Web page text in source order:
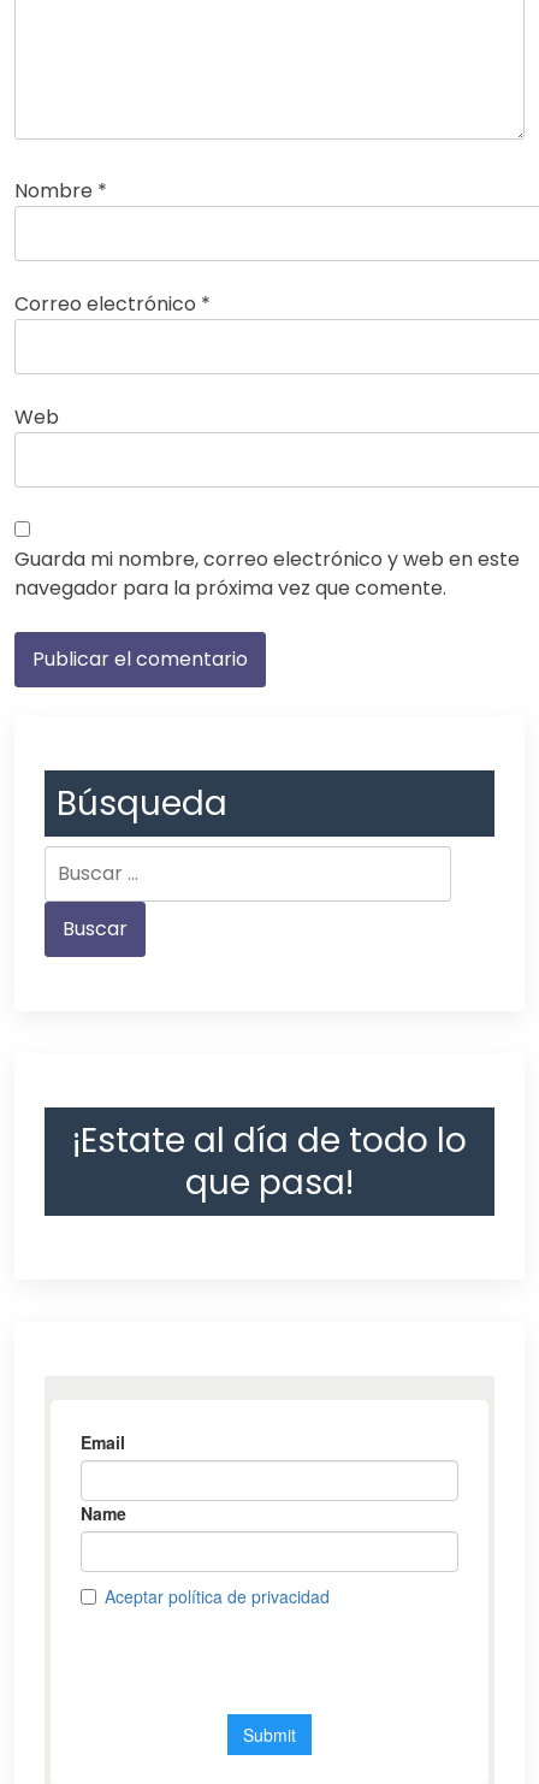
Nombre *
Correo electrónico *
Web
Guarda mi nombre, correo electrónico y web en este
navegador para la próxima vez que comente.
Búsqueda
¡Estate al día de todo lo
que pasa!